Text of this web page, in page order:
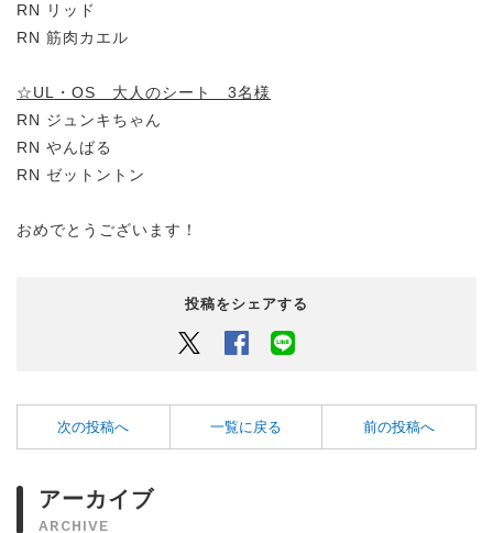
RN リッド
RN 筋肉カエル
☆UL・OS 大人のシート 3名様
RN ジュンキちゃん
RN やんばる
RN ゼットントン
おめでとうございます！
投稿をシェアする
Twitter Facebook
次の投稿へ 一覧に戻る 前の投稿へ
アーカイブ
ARCHIVE